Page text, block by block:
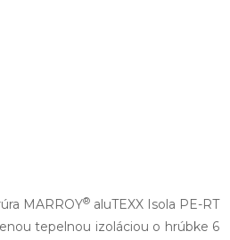
MARROY® aluTEXX Isola PE-RT
tepelnou izoláciou o hrúbke 6